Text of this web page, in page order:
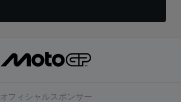
オフィシャルスポンサー